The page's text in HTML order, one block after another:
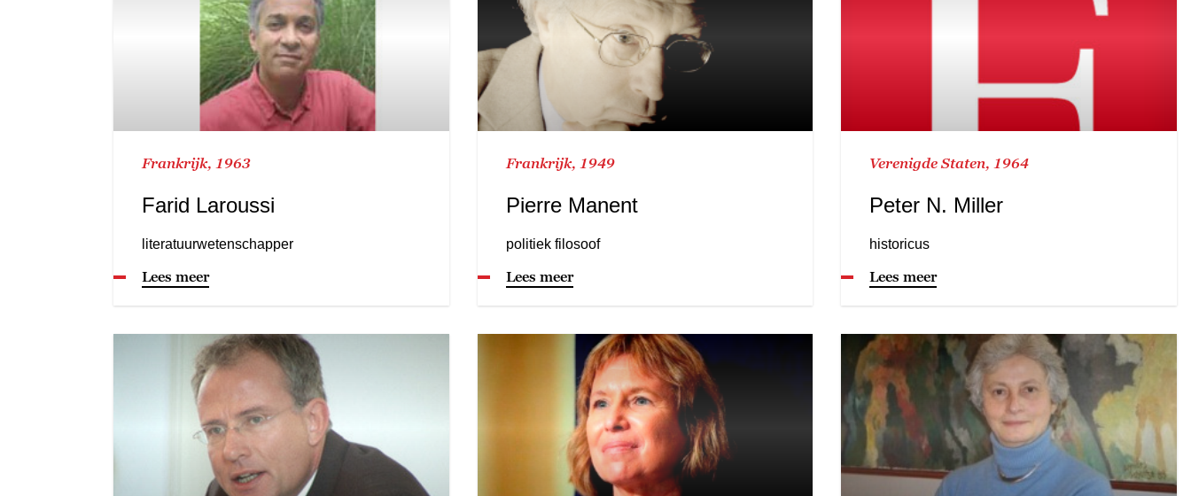
Frankrijk, 1963
Farid Laroussi
literatuurwetenschapper
Lees meer
Frankrijk, 1949
Pierre Manent
politiek filosoof
Lees meer
Verenigde Staten, 1964
Peter N. Miller
historicus
Lees meer